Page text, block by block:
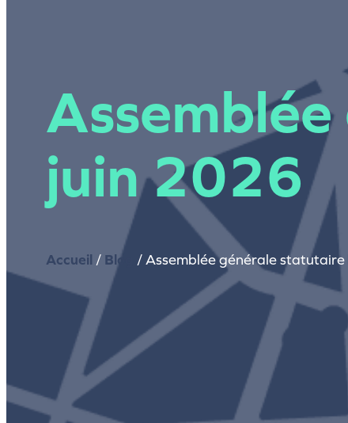
juin 2026
Accueil / Blog /Assemblée générale